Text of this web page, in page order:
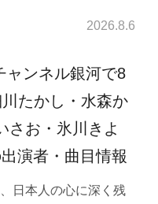
2026.8.6
ャンネル銀河で8
たかし・水森か
さお・氷川きよ
演者・曲目情報
日本人の心に深く残